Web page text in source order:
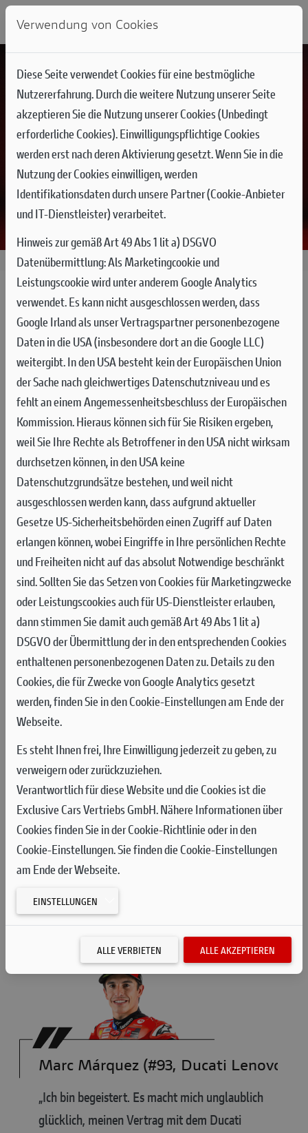
23.06.2026
HE'S RED! MARC MÁRQUEZ
BESTÄTIGT FÜR 2027/2028!
Rot bleibt seine Farbe: Ducati Corse gibt die Vertragsverlängerung mit Marc
Márquez für die Saisons 2027 und 2028 bekannt. Damit setzt der spanische
Fahrer seine erfolgreiche Zusammenarbeit mit dem Ducati Lenovo Team fort
und bleibt auch in den kommenden Jahren eine Schlüsselfigur des
technischen und sportlichen Projekts in der MotoGP-Weltmeisterschaft.
Die Partnerschaft zwischen dem Hersteller aus Borgo Panigale
und dem amtierenden Weltmeister begann Anfang 2024 und wird
seit 2025 im Ducati Lenovo Team fortgeführt. Bereits in seiner
ersten Saison mit dem Werksteam feierte Márquez
herausragende Erfolge: 14 Sprintsiege, 11 Grand-Prix-Siege –
darunter zehn Doppelerfolge aus Sprint- und GP-Sieg, sieben
davon in Serie –, den Gewinn des Weltmeistertitels bereits fünf
Rennen vor Saisonende sowie einen neuen Rekord für die
meisten Punkte eines Fahrers in einer MotoGP-Saison mit 545
Zählern. Sechs Jahre nach seinem letzten WM-Titel gelang
Márquez damit ein außergewöhnliches Comeback, das bereits
heute als eines der bemerkenswertesten der
Motorsportgeschichte gilt.
Das Jahr 2026 besitzt für Ducati eine besondere Bedeutung, denn
das Unternehmen feiert sein 100-jähriges Bestehen. In dieser
Jubiläumssaison haben Marc Márquez und das Ducati Lenovo
Team ihre gemeinsame Geschichte weitergeschrieben: Beim
Grand Prix von Ungarn erreichten sie gemeinsam den
Meilenstein von 100 Siegen. Eine symbolträchtige Zahl, die gleich
dreifach für Erfolg steht – für die 100-jährige Geschichte Ducatis,
für die 100 Karrieresiege von Márquez in allen Klassen (74 in der
MotoGP, 16 in der Moto2 und 10 in der 125er-Klasse) sowie für die
100 Siege des Ducati-Werksteams in der MotoGP seit dessen
Debüt im Jahr 2003.
Marc Márquez (#93, Ducati Lenovo
„Ich bin begeistert. Es macht mich unglaublich
glücklich, meinen Vertrag mit dem Ducati
Verwendung von Cookies
Diese Seite verwendet Cookies für eine bestmögliche
Nutzererfahrung. Durch die weitere Nutzung unserer Seite
akzeptieren Sie die Nutzung unserer Cookies (Unbedingt
erforderliche Cookies). Einwilligungspflichtige Cookies
werden erst nach deren Aktivierung gesetzt. Wenn Sie in die
Nutzung der Cookies einwilligen, werden
Identifikationsdaten durch unsere Partner (Cookie-Anbieter
und IT-Dienstleister) verarbeitet.
Hinweis zur gemäß Art 49 Abs 1 lit a) DSGVO
Datenübermittlung:Als Marketingcookie und
Leistungscookie wird unter anderem Google Analytics
verwendet. Es kann nicht ausgeschlossen werden, dass
Google Irland als unser Vertragspartner personenbezogene
Daten in die USA (insbesondere dort an die Google LLC)
weitergibt. In den USA besteht kein der Europäischen Union
der Sache nach gleichwertiges Datenschutzniveau und es
fehlt an einem Angemessenheitsbeschluss der Europäischen
Kommission. Hieraus können sich für Sie Risiken ergeben,
weil Sie Ihre Rechte als Betroffener in den USA nicht wirksam
durchsetzen können, in den USA keine
Datenschutzgrundsätze bestehen, und weil nicht
ausgeschlossen werden kann, dass aufgrund aktueller
Gesetze US-Sicherheitsbehörden einen Zugriff auf Daten
erlangen können, wobei Eingriffe in Ihre persönlichen Rechte
und Freiheiten nicht auf das absolut Notwendige beschränkt
sind.Sollten Sie das Setzen von Cookies für Marketingzwecke
oder Leistungscookies auch für US-Dienstleister erlauben,
dann stimmen Sie damit auch gemäß Art 49 Abs 1 lit a)
DSGVO der Übermittlung der in den entsprechenden Cookies
enthaltenen personenbezogenen Daten zu. Details zu den
Cookies, die für Zwecke von Google Analytics gesetzt
werden, finden Sie in den Cookie-Einstellungen am Ende der
Webseite.
Es steht Ihnen frei, Ihre Einwilligung jederzeit zu geben, zu
verweigern oder zurückzuziehen.
Verantwortlich für diese Website und die Cookies ist die
Exclusive Cars Vertriebs GmbH. Nähere Informationen über
Cookies finden Sie in der Cookie-Richtlinie oder in den
Cookie-Einstellungen. Sie finden die Cookie-Einstellungen
am Ende der Webseite.
EINSTELLUNGEN
ALLE VERBIETEN ALLE AKZEPTIEREN